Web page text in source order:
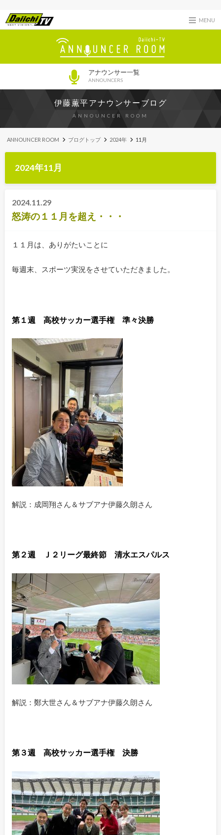
MENU
アナウンサー一覧
ANNOUNCERS
伊藤薫平アナウンサーブログ
ANNOUNCER ROOM
ANNOUNCER ROOM ブログトップ 2024年 11月
2024年11月
2024.11.29
怒涛の１１月を超え・・・
１１月は、ありがたいことに
毎週末、スポーツ実況をさせていただきました。
第１週 高校サッカー選手権 準々決勝
解説：成岡翔さん＆サブアナ伊藤久朗さん
第２週 Ｊ２リーグ最終節 清水エスパルス
解説：鄭大世さん＆サブアナ伊藤久朗さん
第３週 高校サッカー選手権 決勝